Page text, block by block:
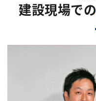
建設現場での